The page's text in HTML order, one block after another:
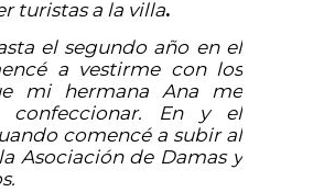
turistas a la villa.
el segundo año en el
a vestirme con los
mi hermana Ana me
confeccionar. En y el
comencé a subir al
Asociación de Damas y